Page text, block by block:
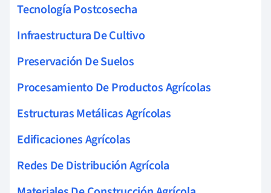
Tecnología Postcosecha
Infraestructura De Cultivo
Preservación De Suelos
Procesamiento De Productos Agrícolas
Estructuras Metálicas Agrícolas
Edificaciones Agrícolas
Redes De Distribución Agrícola